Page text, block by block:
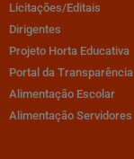
Licitações/Editais
Dirigentes
Projeto Horta Educativa
Portal da Transparência
Alimentação Escolar
Alimentação Servidores